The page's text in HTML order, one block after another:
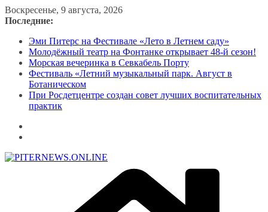
Перейти
к
Воскресенье, 9 августа, 2026
Последние:
Эми Питерс на Фестивале «Лето в Летнем саду»
Молодёжный театр на Фонтанке открывает 48-й сезон!
Морская вечеринка в Севкабель Порту
Фестиваль «Летний музыкальный парк. Август в
Ботаническом
При Росдетцентре создан совет лучших воспитательных
практик